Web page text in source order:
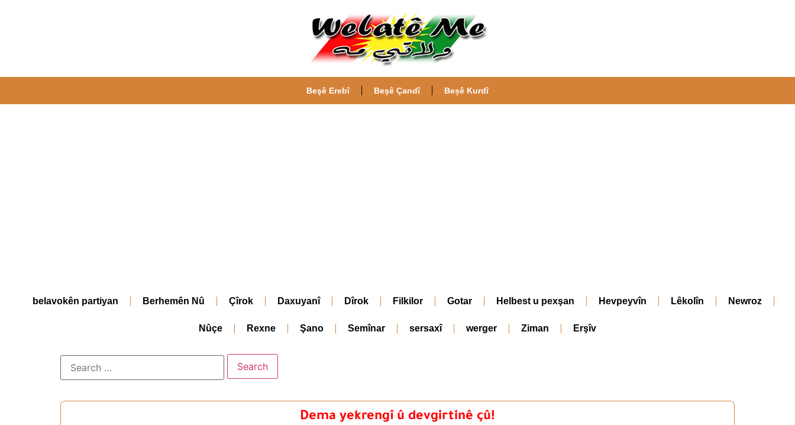
Beşê Erebî Beşê Çandî Beșê Kurdî
belavokên partiyan Berhemên Nû Çîrok Daxuyanî Dîrok Filkilor Gotar Helbest u pexşan Hevpeyvîn Lêkolîn Newroz
Nûçe Rexne Şano Semînar sersaxî werger Ziman Erşîv
Dema yekrengî û devgirtinê çû!